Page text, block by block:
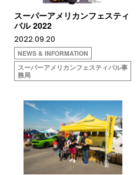
スーパーアメリカンフェスティ
バル 2022
2022.09.20
NEWS & INFORMATION
スーパーアメリカンフェスティバル事
務局